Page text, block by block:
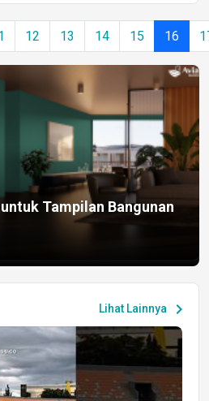
12 13 14 15 16
Tampilan Bangunan
Lihat Lainnya chevron_right